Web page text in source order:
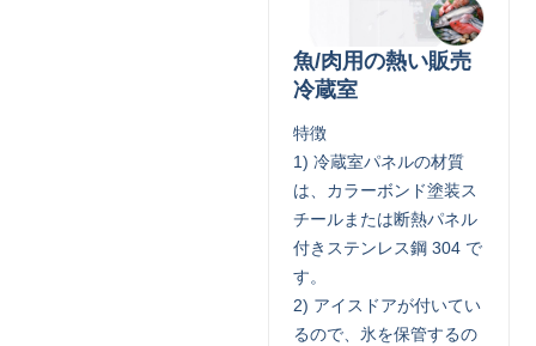
魚/肉用の熱い販売
冷蔵室
特徴
1) 冷蔵室パネルの材質
は、カラーボンド塗装ス
チールまたは断熱パネル
付きステンレス鋼 304 で
す。
2) アイスドアが付いてい
るので、氷を保管するの